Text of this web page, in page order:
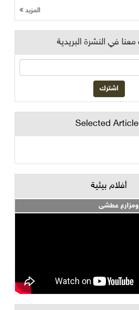
المزيد
في النشرة البريدية
Selected
أفلام بيئية
ومزارع عطشى